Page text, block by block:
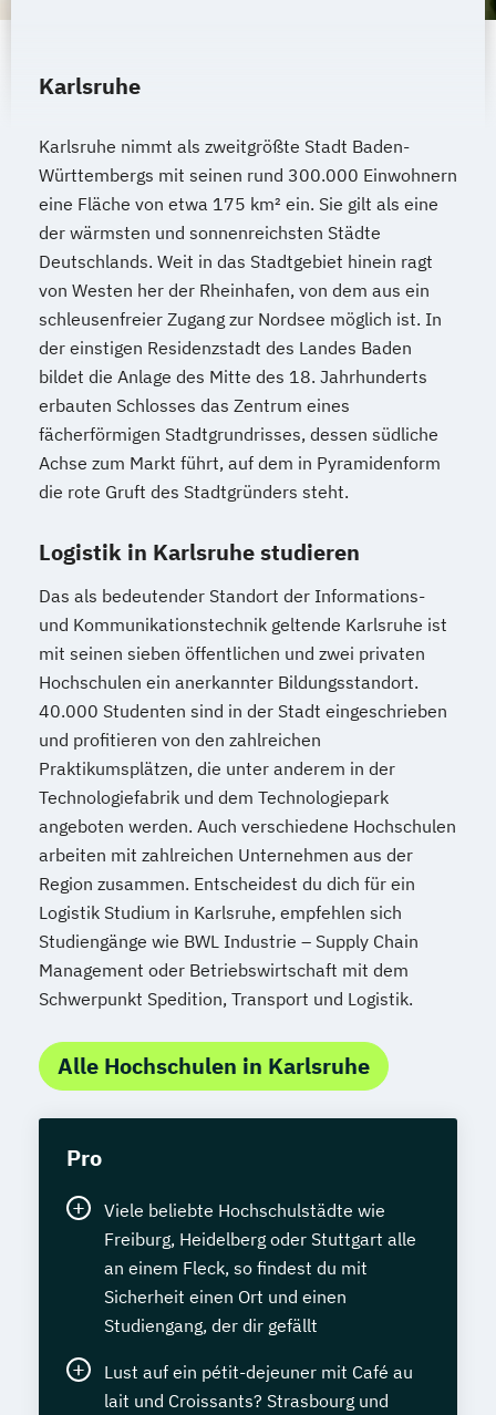
Karlsruhe
Karlsruhe nimmt als zweitgrößte Stadt Baden-
Württembergs mit seinen rund 300.000 Einwohnern
eine Fläche von etwa 175 km² ein. Sie gilt als eine
der wärmsten und sonnenreichsten Städte
Deutschlands. Weit in das Stadtgebiet hinein ragt
von Westen her der Rheinhafen, von dem aus ein
schleusenfreier Zugang zur Nordsee möglich ist. In
der einstigen Residenzstadt des Landes Baden
bildet die Anlage des Mitte des 18. Jahrhunderts
erbauten Schlosses das Zentrum eines
fächerförmigen Stadtgrundrisses, dessen südliche
Achse zum Markt führt, auf dem in Pyramidenform
die rote Gruft des Stadtgründers steht.
Logistik in Karlsruhe studieren
Das als bedeutender Standort der Informations-
und Kommunikationstechnik geltende Karlsruhe ist
mit seinen sieben öffentlichen und zwei privaten
Hochschulen ein anerkannter Bildungsstandort.
40.000 Studenten sind in der Stadt eingeschrieben
und profitieren von den zahlreichen
Praktikumsplätzen, die unter anderem in der
Technologiefabrik und dem Technologiepark
angeboten werden. Auch verschiedene Hochschulen
arbeiten mit zahlreichen Unternehmen aus der
Region zusammen. Entscheidest du dich für ein
Logistik Studium in Karlsruhe, empfehlen sich
Studiengänge wie BWL Industrie – Supply Chain
Management oder Betriebswirtschaft mit dem
Schwerpunkt Spedition, Transport und Logistik.
Alle Hochschulen in Karlsruhe
Pro
Viele beliebte Hochschulstädte wie
Freiburg, Heidelberg oder Stuttgart alle
an einem Fleck, so findest du mit
Sicherheit einen Ort und einen
Studiengang, der dir gefällt
Lust auf ein pétit-dejeuner mit Café au
lait und Croissants? Strasbourg und